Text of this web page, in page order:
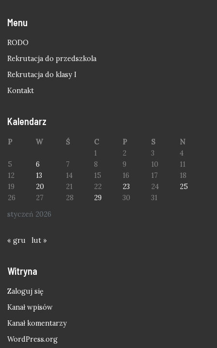
Menu
RODO
Rekrutacja do przedszkola
Rekrutacja do klasy I
Kontakt
Kalendarz
styczeń 2026
P W Ś C P S
N
1
2 3
4
5
6 7 8 9 10
11
12
13 14 15 16 17
18
19
20 21 22 23 24
25
26
27 28 29 30 31
« gru lut »
Witryna
Zaloguj się
Kanał wpisów
Kanał komentarzy
WordPress.org